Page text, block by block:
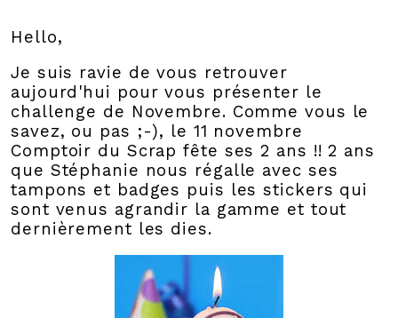
Hello,
Je suis ravie de vous retrouver
aujourd'hui pour vous présenter le
challenge de Novembre. Comme vous le
savez, ou pas ;-), le 11 novembre
Comptoir du Scrap fête ses 2 ans !! 2 ans
que Stéphanie nous régalle avec ses
tampons et badges puis les stickers qui
sont venus agrandir la gamme et tout
dernièrement les dies.